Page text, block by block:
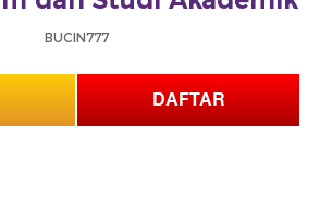
BUCIN777
DAFTAR